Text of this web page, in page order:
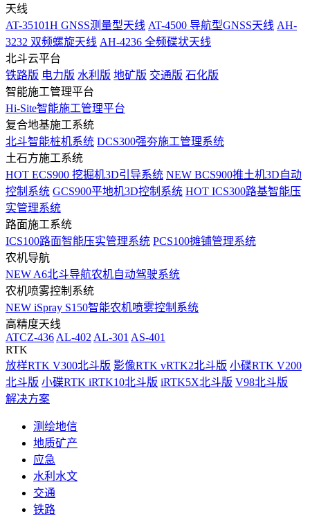
天线
AT-35101H GNSS测量型天线 AT-4500 导航型GNSS天线 AH-
3232 双频螺旋天线 AH-4236 全频碟状天线
北斗云平台
铁路版 电力版 水利版 地矿版 交通版 石化版
智能施工管理平台
Hi-Site智能施工管理平台
复合地基施工系统
北斗智能桩机系统 DCS300强夯施工管理系统
土石方施工系统
HOT ECS900 挖掘机3D引导系统 NEW BCS900推土机3D自动
控制系统 GCS900平地机3D控制系统 HOT ICS300路基智能压
实管理系统
路面施工系统
ICS100路面智能压实管理系统 PCS100摊铺管理系统
农机导航
NEW A6北斗导航农机自动驾驶系统
农机喷雾控制系统
NEW iSpray S150智能农机喷雾控制系统
高精度天线
ATCZ-436 AL-402 AL-301 AS-401
RTK
放样RTK V300北斗版 影像RTK vRTK2北斗版 小碟RTK V200
北斗版 小碟RTK iRTK10北斗版 iRTK5X北斗版 V98北斗版
解决方案
测绘地信
地质矿产
应急
水利水文
交通
铁路